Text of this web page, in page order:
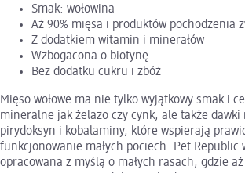
Smak: wołowina
Aż 90% mięsa i produktów pochodzenia
Z dodatkiem witamin i minerałów
Wzbogacona o biotynę
Bez dodatku cukru i zbóż
Mięso wołowe ma nie tylko wyjątkowy smak i
mineralne jak żelazo czy cynk, ale także
pirydoksyn i kobalaminy, które wspierają
funkcjonowanie małych pociech. Pet Republic
opracowana z myślą o małych rasach, gdzie aż